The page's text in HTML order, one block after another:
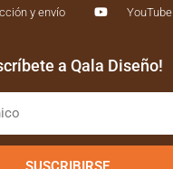
y envío
YouTube
a Qala Diseño!